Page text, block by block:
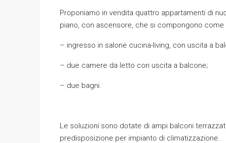
Proponiamo in vendita quattro appartamenti di
piano, con ascensore, che si compongono come
– ingresso in salone cucina-living, con uscita a
– due camere da letto con uscita a balcone;
– due bagni.
Le soluzioni sono dotate di ampi balconi
predisposizione per impianto di climatizzazione.